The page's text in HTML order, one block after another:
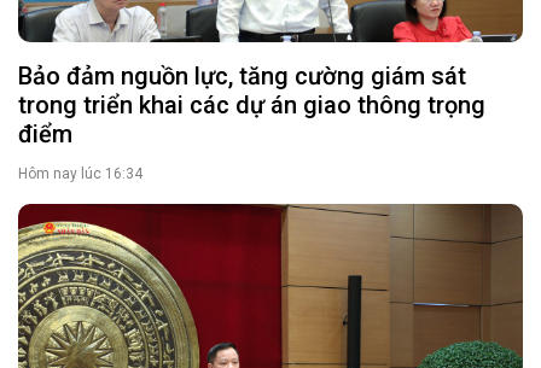
Bảo đảm nguồn lực, tăng cường giám sát
trong triển khai các dự án giao thông trọng
điểm
Hôm nay lúc 16:34